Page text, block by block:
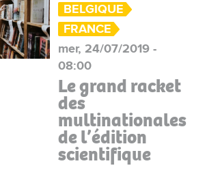
BELGIQUE
FRANCE
mer, 24/07/2019 -
08:00
Le grand racket
des
multinationales
de l’édition
scientifique